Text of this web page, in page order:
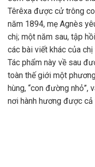
Têrêxa được cử trông
năm 1894, mẹ Agnès
chị; một năm sau, tập
các bài viết khác của
Tác phẩm này về sau
toàn thế giới một
hùng, “con đường nhỏ”,
nơi hành hương được